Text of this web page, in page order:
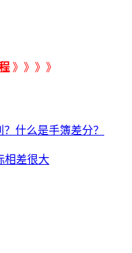
》》》》
什么是手簿差分？
相差很大